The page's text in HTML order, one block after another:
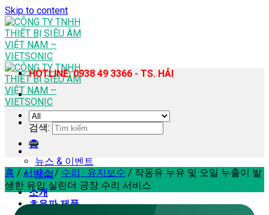
Skip to content
홈
뉴스 & 이벤트
문의
소개
초음파 제품
HOTLINE: 0938 49 3366 - TS. HẢI
검색:
홈 / 서비스 / 수리 · 유지보수 / 작동유 누유 및 오일 누출이 발
생한 유압 실린더 공장 수리 서비스